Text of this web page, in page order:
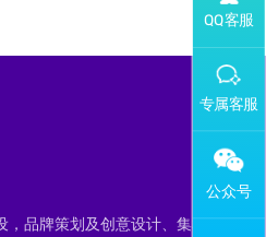
，品牌策划及创意设计、集群建